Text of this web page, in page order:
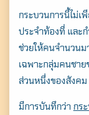
กระบวนการนี้ไม่เ
ประจำท้องที่ และ
ช่วยให้คนจำนวนม
เฉพาะกลุ่มคนชาย
ส่วนหนึ่งของสังคม
มีการบันทึกว่า กร